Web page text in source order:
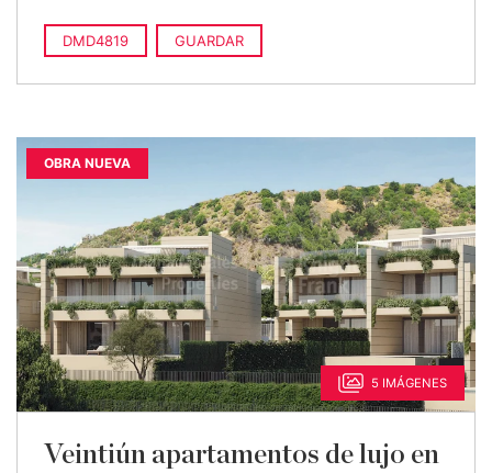
DMD4819 GUARDAR
OBRA NUEVA
5 IMÁGENES
Veintiún apartamentos de lujo en